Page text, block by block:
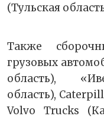
(Тульская
Также
грузовых
область),
область),
Volvo Trucks